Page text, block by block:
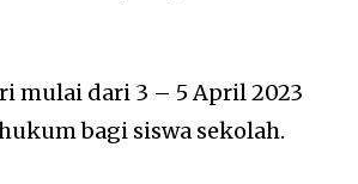
mulai dari 3 – 5 April 2023
bagi siswa sekolah.